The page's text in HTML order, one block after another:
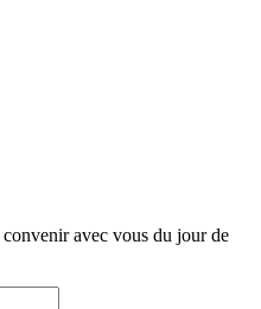
avec vous du jour de